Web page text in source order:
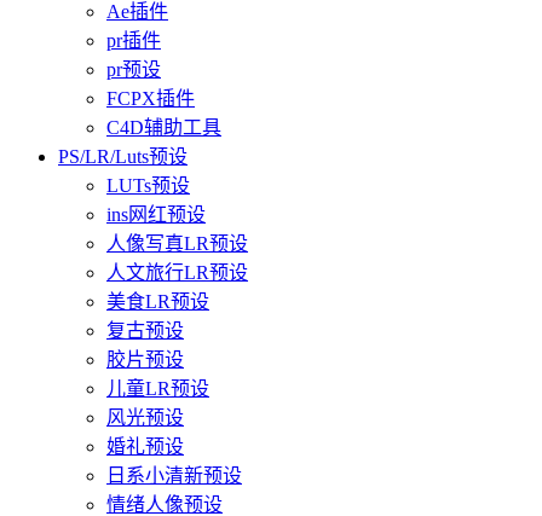
Ae插件
pr插件
pr预设
FCPX插件
C4D辅助工具
PS/LR/Luts预设
LUTs预设
ins网红预设
人像写真LR预设
人文旅行LR预设
美食LR预设
复古预设
胶片预设
儿童LR预设
风光预设
婚礼预设
日系小清新预设
情绪人像预设